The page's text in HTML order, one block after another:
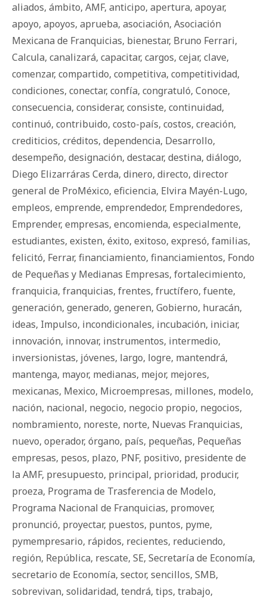
aliados, ámbito, AMF, anticipo, apertura, apoyar,
apoyo, apoyos, aprueba, asociación, Asociación
Mexicana de Franquicias, bienestar, Bruno Ferrari,
Calcula, canalizará, capacitar, cargos, cejar, clave,
comenzar, compartido, competitiva, competitividad,
condiciones, conectar, confía, congratuló, Conoce,
consecuencia, considerar, consiste, continuidad,
continuó, contribuido, costo-país, costos, creación,
crediticios, créditos, dependencia, Desarrollo,
desempeño, designación, destacar, destina, diálogo,
Diego Elizarráras Cerda, dinero, directo, director
general de ProMéxico, eficiencia, Elvira Mayén-Lugo,
empleos, emprende, emprendedor, Emprendedores,
Emprender, empresas, encomienda, especialmente,
estudiantes, existen, éxito, exitoso, expresó, familias,
felicitó, Ferrar, financiamiento, financiamientos, Fondo
de Pequeñas y Medianas Empresas, fortalecimiento,
franquicia, franquicias, frentes, fructífero, fuente,
generación, generado, generen, Gobierno, huracán,
ideas, Impulso, incondicionales, incubación, iniciar,
innovación, innovar, instrumentos, intermedio,
inversionistas, jóvenes, largo, logre, mantendrá,
mantenga, mayor, medianas, mejor, mejores,
mexicanas, Mexico, Microempresas, millones, modelo,
nación, nacional, negocio, negocio propio, negocios,
nombramiento, noreste, norte, Nuevas Franquicias,
nuevo, operador, órgano, país, pequeñas, Pequeñas
empresas, pesos, plazo, PNF, positivo, presidente de
la AMF, presupuesto, principal, prioridad, producir,
proeza, Programa de Trasferencia de Modelo,
Programa Nacional de Franquicias, promover,
pronunció, proyectar, puestos, puntos, pyme,
pymempresario, rápidos, recientes, reduciendo,
región, República, rescate, SE, Secretaría de Economía,
secretario de Economía, sector, sencillos, SMB,
sobrevivan, solidaridad, tendrá, tips, trabajo,